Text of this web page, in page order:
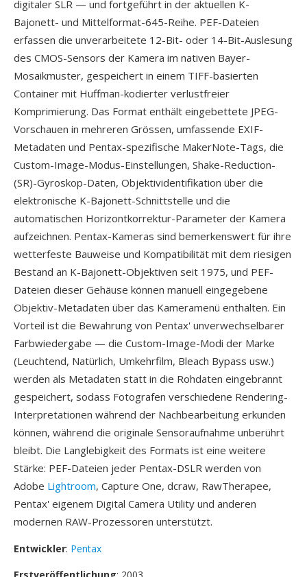
digitaler SLR — und fortgeführt in der aktuellen K-
Bajonett- und Mittelformat-645-Reihe. PEF-Dateien
erfassen die unverarbeitete 12-Bit- oder 14-Bit-Auslesung
des CMOS-Sensors der Kamera im nativen Bayer-
Mosaikmuster, gespeichert in einem TIFF-basierten
Container mit Huffman-kodierter verlustfreier
Komprimierung. Das Format enthält eingebettete JPEG-
Vorschauen in mehreren Grössen, umfassende EXIF-
Metadaten und Pentax-spezifische MakerNote-Tags, die
Custom-Image-Modus-Einstellungen, Shake-Reduction-
(SR)-Gyroskop-Daten, Objektividentifikation über die
elektronische K-Bajonett-Schnittstelle und die
automatischen Horizontkorrektur-Parameter der Kamera
aufzeichnen. Pentax-Kameras sind bemerkenswert für ihre
wetterfeste Bauweise und Kompatibilität mit dem riesigen
Bestand an K-Bajonett-Objektiven seit 1975, und PEF-
Dateien dieser Gehäuse können manuell eingegebene
Objektiv-Metadaten über das Kameramenü enthalten. Ein
Vorteil ist die Bewahrung von Pentax' unverwechselbarer
Farbwiedergabe — die Custom-Image-Modi der Marke
(Leuchtend, Natürlich, Umkehrfilm, Bleach Bypass usw.)
werden als Metadaten statt in die Rohdaten eingebrannt
gespeichert, sodass Fotografen verschiedene Rendering-
Interpretationen während der Nachbearbeitung erkunden
können, während die originale Sensoraufnahme unberührt
bleibt. Die Langlebigkeit des Formats ist eine weitere
Stärke: PEF-Dateien jeder Pentax-DSLR werden von
Adobe Lightroom, Capture One, dcraw, RawTherapee,
Pentax' eigenem Digital Camera Utility und anderen
modernen RAW-Prozessoren unterstützt.
Entwickler: Pentax